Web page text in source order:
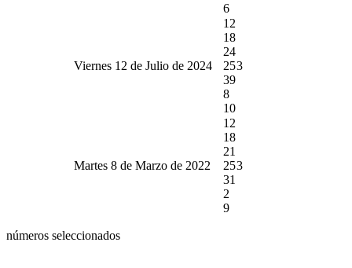
6
Viernes 12 de Julio de 2024
12
18
24
25
39
8
10
3
Martes 8 de Marzo de 2022
12
18
21
25
31
2
9
3
números seleccionados